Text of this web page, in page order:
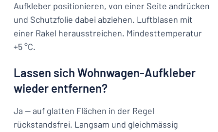
Aufkleber positionieren, von einer Seite andrücken
und Schutzfolie dabei abziehen. Luftblasen mit
einer Rakel herausstreichen. Mindesttemperatur
+5 °C.
Lassen sich Wohnwagen-Aufkleber
wieder entfernen?
Ja — auf glatten Flächen in der Regel
rückstandsfrei. Langsam und gleichmässig